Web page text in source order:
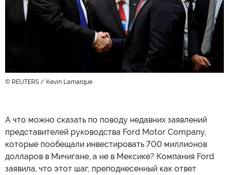
© REUTERS / Kevin Lamarque
А что можно сказать по поводу недавних заявлений
представителей руководства Ford Motor Company,
которые пообещали инвестировать 700 миллионов
долларов в Мичигане, а не в Мексике? Компания Ford
заявила, что этот шаг, преподнесенный как ответ